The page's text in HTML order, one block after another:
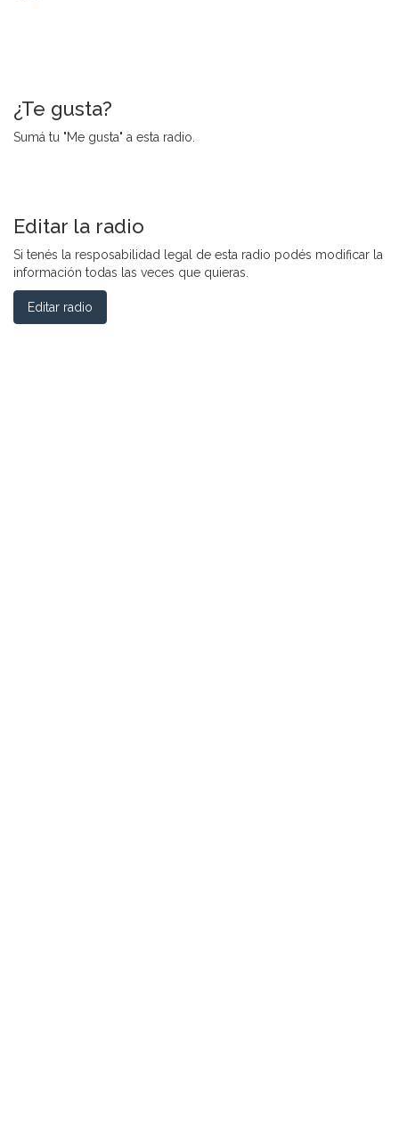
¿Te gusta?
Sumá tu "Me gusta" a esta radio.
Editar la radio
Si tenés la resposabilidad legal de esta radio podés modificar la
información todas las veces que quieras.
Editar radio